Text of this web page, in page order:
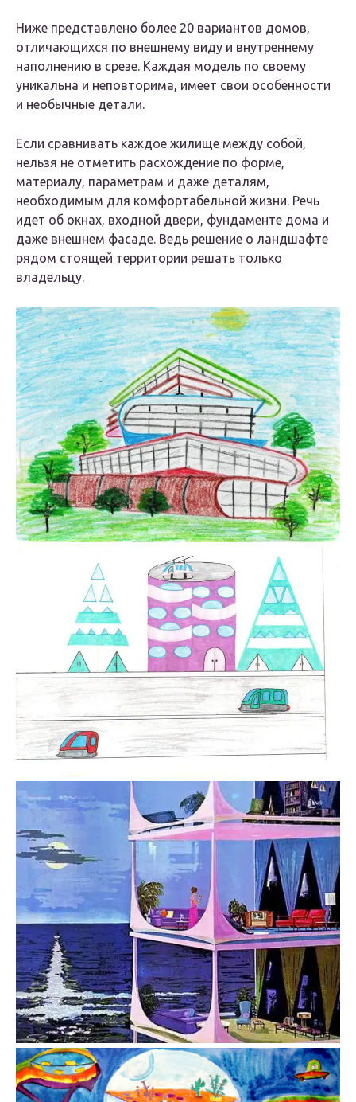
Ниже представлено более 20 вариантов домов,
отличающихся по внешнему виду и внутреннему
наполнению в срезе. Каждая модель по своему
уникальна и неповторима, имеет свои особенности
и необычные детали.
Если сравнивать каждое жилище между собой,
нельзя не отметить расхождение по форме,
материалу, параметрам и даже деталям,
необходимым для комфортабельной жизни. Речь
идет об окнах, входной двери, фундаменте дома и
даже внешнем фасаде. Ведь решение о ландшафте
рядом стоящей территории решать только
владельцу.